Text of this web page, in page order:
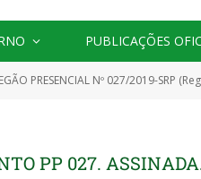
PUBLICAÇÕES
PRESENCIAL Nº 027/2019-SRP (Registro de preços
PP 027.